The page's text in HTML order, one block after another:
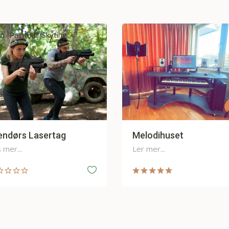
mer...
Drink/mat kurs
Festlokale/underholdning
Franz Klammer
Keramikkverksted AS